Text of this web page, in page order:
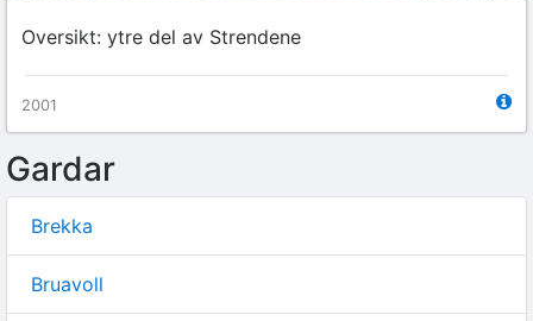
Oversikt: ytre del av Strendene
2001
Gardar
Brekka
Bruavoll